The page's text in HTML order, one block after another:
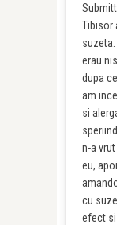
Tibisor
erau
dupa
am
si
n-a
eu,
cu
efect